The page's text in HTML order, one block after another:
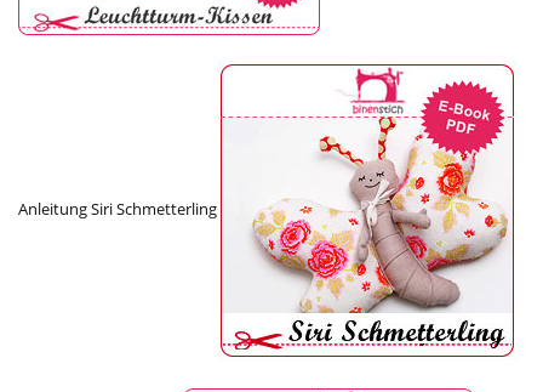
Anleitung Siri Schmetterling